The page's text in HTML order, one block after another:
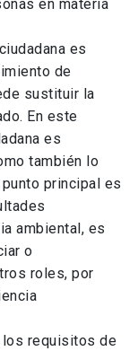
en materia
es
de
sustituir la
En este
es
también lo
principal es
ambiental, es
o
roles, por
los requisitos de